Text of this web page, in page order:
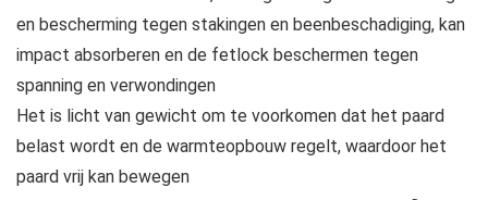
en bescherming tegen stakingen en beenbeschadiging, kan
impact absorberen en de fetlock beschermen tegen
spanning en verwondingen
Het is licht van gewicht om te voorkomen dat het paard
belast wordt en de warmteopbouw regelt, waardoor het
paard vrij kan bewegen